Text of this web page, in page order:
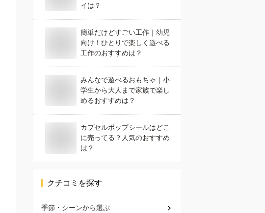
イは？
簡単だけどすごい工作｜幼児
向け！ひとりで楽しく遊べる
工作のおすすめは？
みんなで遊べるおもちゃ｜小
学生から大人まで家族で楽し
めるおすすめは？
カプセルポップシールはどこ
に売ってる？人気のおすすめ
は？
クチコミを探す
季節・シーンから選ぶ